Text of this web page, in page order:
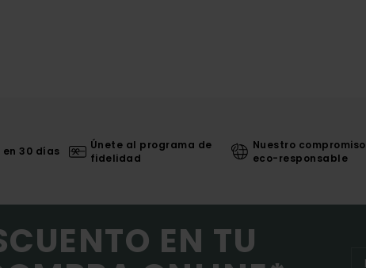
en 30 días
Únete al programa de
fidelidad
Nuestro compromiso
eco-responsable
EN TU